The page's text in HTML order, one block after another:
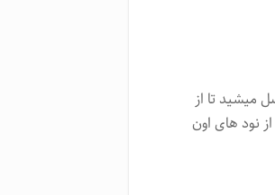
تا از
نود های اون